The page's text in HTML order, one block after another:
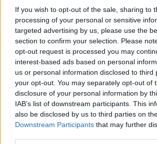
If you wish to opt-out of the sale, sharing to
processing of your personal or sensitive
targeted advertising by us, please use the
section to confirm your selection. Please
opt-out request is processed you may
interest-based ads based on personal
us or personal information disclosed to third
your opt-out. You may separately opt-out of
disclosure of your personal information by
IAB’s list of downstream participants. This
also be disclosed by us to third parties on
Downstream Participants that may further
βρεθεί νεκρή και τυλιγμένη σε
μέση του δρόμου στα Πατήσια.
υπόθεση διενεργήθηκε
εξέταση μετά από μήνυση του
ΔΙΑΒΑΣΤΕ ΕΠΙΣΗΣ
Ελλάδα|02.10.2024 07:15
Ανοίγει ο δρόμος για
τιμολόγια νερού από το
αλλάζει και πότε